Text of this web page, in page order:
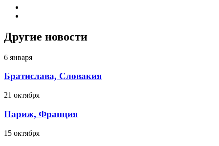
Другие новости
6 января
Братислава, Словакия
21 октября
Париж, Франция
15 октября